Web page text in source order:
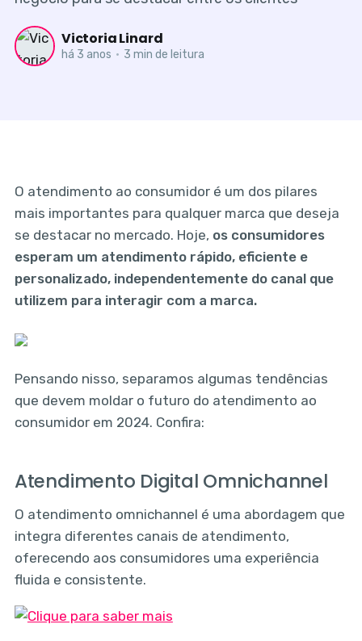
Victoria Linard
há 3 anos • 3 min de leitura
O atendimento ao consumidor é um dos pilares
mais importantes para qualquer marca que deseja
se destacar no mercado. Hoje, os consumidores
esperam um atendimento rápido, eficiente e
personalizado, independentemente do canal que
utilizem para interagir com a marca.
Pensando nisso, separamos algumas tendências
que devem moldar o futuro do atendimento ao
consumidor em 2024. Confira:
Atendimento Digital Omnichannel
O atendimento omnichannel é uma abordagem que
integra diferentes canais de atendimento,
oferecendo aos consumidores uma experiência
fluida e consistente.